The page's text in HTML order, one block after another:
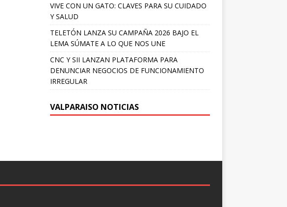
VIVE CON UN GATO: CLAVES PARA SU CUIDADO
Y SALUD
TELETÓN LANZA SU CAMPAÑA 2026 BAJO EL
LEMA SÚMATE A LO QUE NOS UNE
CNC Y SII LANZAN PLATAFORMA PARA
DENUNCIAR NEGOCIOS DE FUNCIONAMIENTO
IRREGULAR
VALPARAISO NOTICIAS